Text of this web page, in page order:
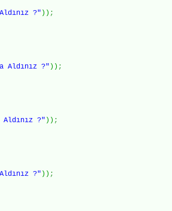
?" ) ) ;
Aldınız ?" ) ) ;
?" ) ) ;
?" ) ) ;